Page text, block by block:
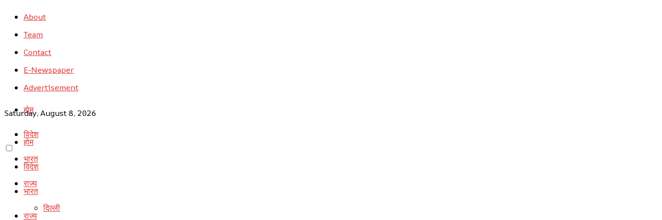
About
Team
Contact
E-Newspaper
Advertisement
Saturday, August 8, 2026
होम
विदेश
भारत
राज्य
दिल्ली
होम
विदेश
भारत
राज्य